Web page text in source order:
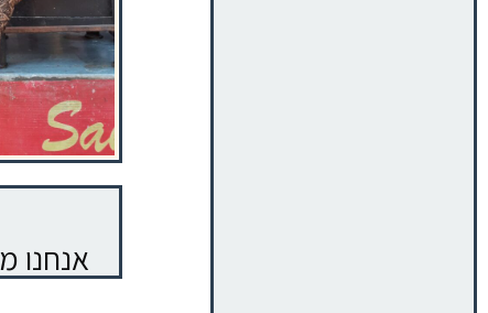
.אנחנו